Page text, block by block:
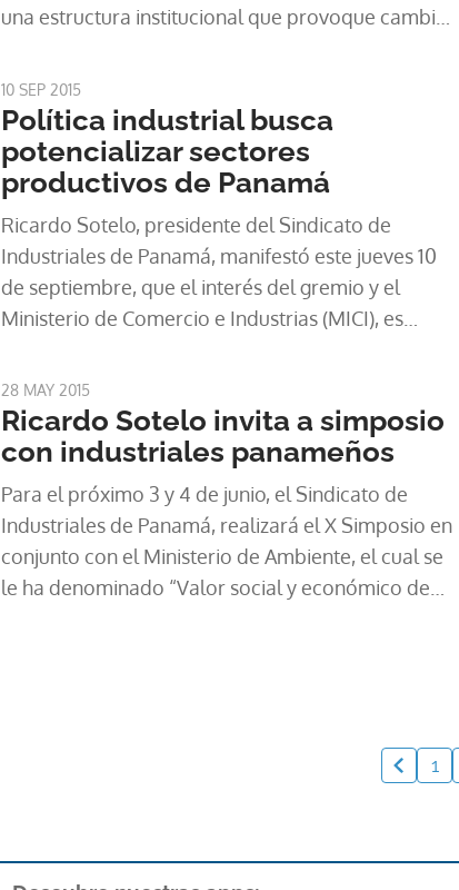
una estructura institucional que provoque cambios
productivos del país.
10 SEP 2015
Política industrial busca
potencializar sectores
productivos de Panamá
Ricardo Sotelo, presidente del Sindicato de
Industriales de Panamá, manifestó este jueves 10
de septiembre, que el interés del gremio y el
Ministerio de Comercio e Industrias (MICI), es
los sectores productivos del país.
28 MAY 2015
Ricardo Sotelo invita a simposio
con industriales panameños
Para el próximo 3 y 4 de junio, el Sindicato de
Industriales de Panamá, realizará el X Simposio en
conjunto con el Ministerio de Ambiente, el cual se
le ha denominado “Valor social y económico de
1